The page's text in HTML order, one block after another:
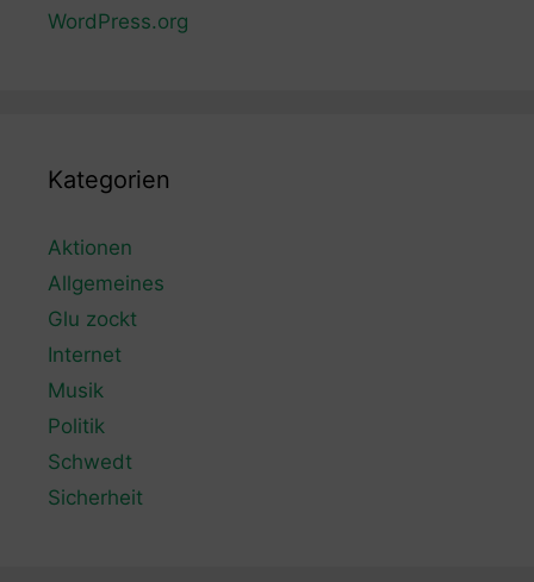
WordPress.org
Kategorien
Aktionen
Allgemeines
Glu zockt
Internet
Musik
Politik
Schwedt
Sicherheit